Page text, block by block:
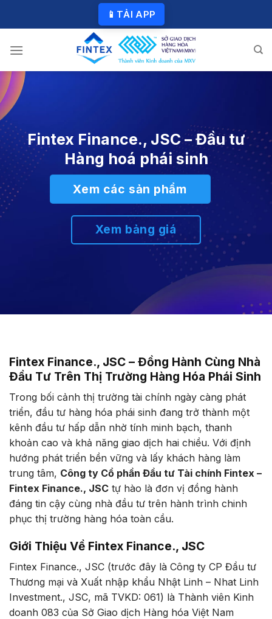
📱 TẢI APP
Fintex Finance., JSC – Đầu tư
Hàng hoá phái sinh
Xem các sản phẩm
Xem bảng giá
Fintex Finance., JSC – Đồng Hành Cùng Nhà
Đầu Tư Trên Thị Trường Hàng Hóa Phái Sinh
Trong bối cảnh thị trường tài chính ngày càng phát
triển, đầu tư hàng hóa phái sinh đang trở thành một
kênh đầu tư hấp dẫn nhờ tính minh bạch, thanh
khoản cao và khả năng giao dịch hai chiều. Với định
hướng phát triển bền vững và lấy khách hàng làm
trung tâm, Công ty Cổ phần Đầu tư Tài chính Fintex –
Fintex Finance., JSC tự hào là đơn vị đồng hành
đáng tin cậy cùng nhà đầu tư trên hành trình chinh
phục thị trường hàng hóa toàn cầu.
Giới Thiệu Về Fintex Finance., JSC
Fintex Finance., JSC (trước đây là Công ty CP Đầu tư
Thương mại và Xuất nhập khẩu Nhật Linh – Nhat Linh
Investment., JSC, mã TVKD: 061) là Thành viên Kinh
doanh 083 của Sở Giao dịch Hàng hóa Việt Nam